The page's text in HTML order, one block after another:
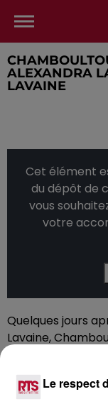
ALEXANDRA
LAVAINE
Cet élément
du dépôt de
vous
votre
Quelques jours
Lavaine,
grande radio du
réalisateur et de
et José Garcia.
Le respect